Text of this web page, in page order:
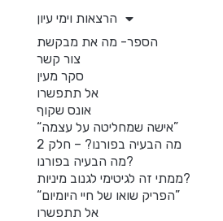
הרצאות וימי עיון
הספר- מה את מבקשת
צור קשר
סקר מעין
אל תתפשרו
אונס שקוף
“אישה שמחליטה על עצמה”
מה הבעיה בפורנו? – חלק 2
מה הבעיה בפורנו?
ממתי זה לגיטימי לגנוב מיניות?
“הפריק שואו של חיי היומיום”
אל תתפשרו